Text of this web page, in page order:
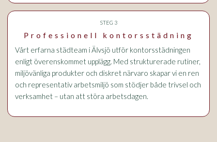
STEG 3
Professionell kontorsstädning
Vårt erfarna städteam i Älvsjö utför kontorsstädningen
enligt överenskommet upplägg. Med strukturerade rutiner,
miljövänliga produkter och diskret närvaro skapar vi en ren
och representativ arbetsmiljö som stödjer både trivsel och
verksamhet – utan att störa arbetsdagen.